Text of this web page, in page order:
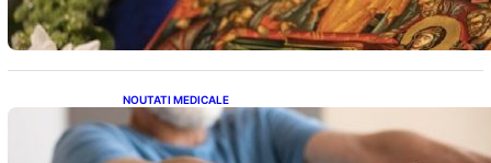
NOUTATI MEDICALE
Îmbunătățirea sănătății cardiovasculare:
Patru exerciții simple pentru reducerea